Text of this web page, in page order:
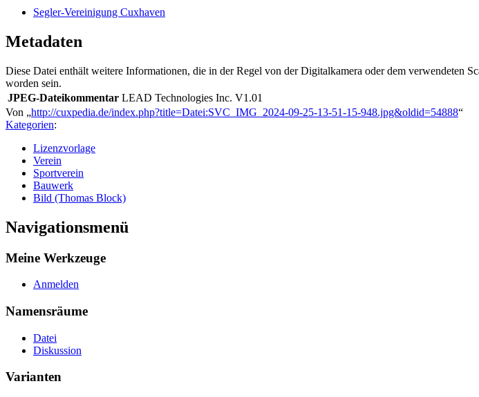
Segler-Vereinigung Cuxhaven
Metadaten
Diese Datei enthält weitere Informationen, die in der Regel von der Digitalkamera oder dem verwendeten
worden sein.
JPEG-Dateikommentar LEAD Technologies Inc. V1.01
Von „http://cuxpedia.de/index.php?title=Datei:SVC_IMG_2024-09-25-13-51-15-948.jpg&oldid=54888“
Kategorien:
Lizenzvorlage
Verein
Sportverein
Bauwerk
Bild (Thomas Block)
Navigationsmenü
Meine Werkzeuge
Anmelden
Namensräume
Datei
Diskussion
Varianten